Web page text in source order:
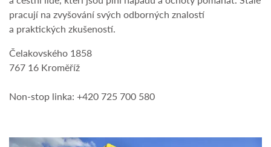
pracují na zvyšování svých odborných znalostí
a praktických zkušeností.
Čelakovského 1858
767 16 Kroměříž
Non-stop linka: +420 725 700 580